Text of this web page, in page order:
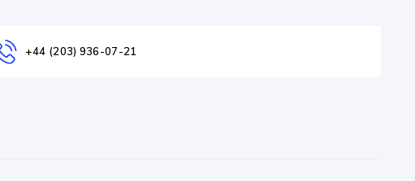
+44 (203) 936-07-21